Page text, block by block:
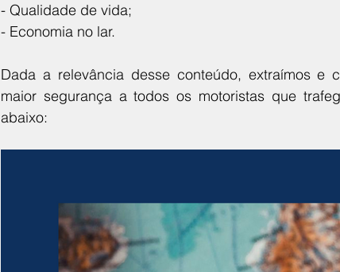
- Qualidade de vida;
- Economia no lar.
Dada a relevância desse conteúdo, extraímos e
maior segurança a todos os motoristas que
abaixo: